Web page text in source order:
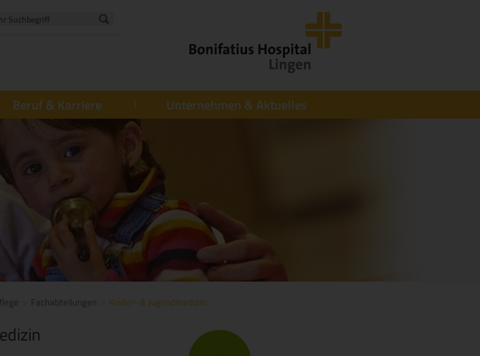
Beruf & Karriere Unternehmen & Aktuelles
Fachabteilungen Kinder- & Jugendmedizin